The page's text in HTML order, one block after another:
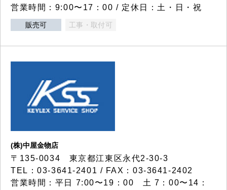
営業時間：9:00〜17：00 / 定休日：土・日・祝
販売可 工事・取付可
(株)中屋金物店
〒135-0034 東京都江東区永代2-30-3
TEL：03-3641-2401 / FAX：03-3641-2402
営業時間：平日 7:00〜19：00 土 7：00〜14：